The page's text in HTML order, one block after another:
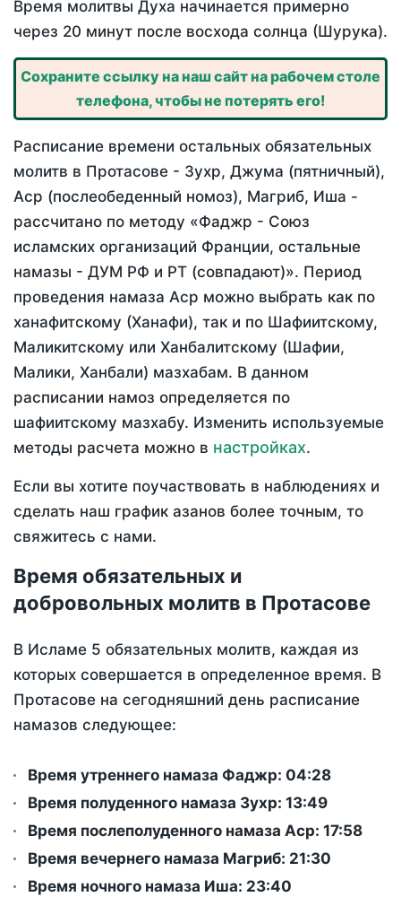
Время молитвы Духа начинается примерно
через 20 минут после восхода солнца (Шурука).
Сохраните ссылку на наш сайт на рабочем столе
телефона, чтобы не потерять его!
Расписание времени остальных обязательных
молитв в Протасове - Зухр, Джума (пятничный),
Аср (послеобеденный номоз), Магриб, Иша -
рассчитано по методу «Фаджр - Союз
исламских организаций Франции, остальные
намазы - ДУМ РФ и РТ (совпадают)». Период
проведения намаза Аср можно выбрать как по
ханафитскому (Ханафи), так и по Шафиитскому,
Маликитскому или Ханбалитскому (Шафии,
Малики, Ханбали) мазхабам. В данном
расписании намоз определяется по
шафиитскому мазхабу. Изменить используемые
методы расчета можно в настройках.
Если вы хотите поучаствовать в наблюдениях и
сделать наш график азанов более точным, то
свяжитесь с нами.
Время обязательных и
добровольных молитв в Протасове
В Исламе 5 обязательных молитв, каждая из
которых совершается в определенное время. В
Протасове на сегодняшний день расписание
намазов следующее:
Время утреннего намаза Фаджр: 04:28
Время полуденного намаза Зухр: 13:49
Время послеполуденного намаза Аср: 17:58
Время вечернего намаза Магриб: 21:30
Время ночного намаза Иша: 23:40